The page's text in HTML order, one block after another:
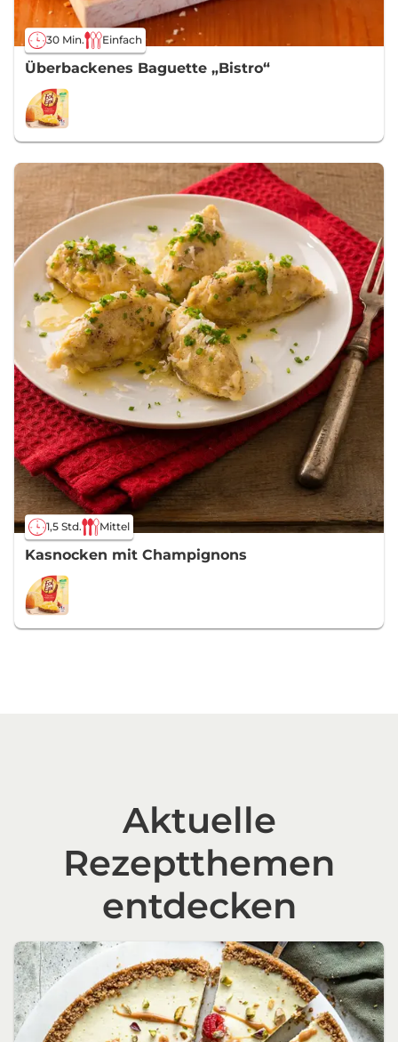
30 Min. Einfach
Überbackenes Baguette „Bistro“
1,5 Std. Mittel
Kasnocken mit Champignons
Aktuelle
Rezeptthemen
entdecken